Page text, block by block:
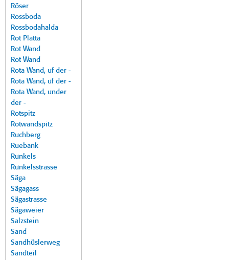
Röser
Rossboda
Rossbodahalda
Rot Platta
Rot Wand
Rot Wand
Rota Wand, uf der -
Rota Wand, uf der -
Rota Wand, under
der -
Rotspitz
Rotwandspitz
Ruchberg
Ruebank
Runkels
Runkelsstrasse
Säga
Sägagass
Sägastrasse
Sägaweier
Salzstein
Sand
Sandhüslerweg
Sandteil